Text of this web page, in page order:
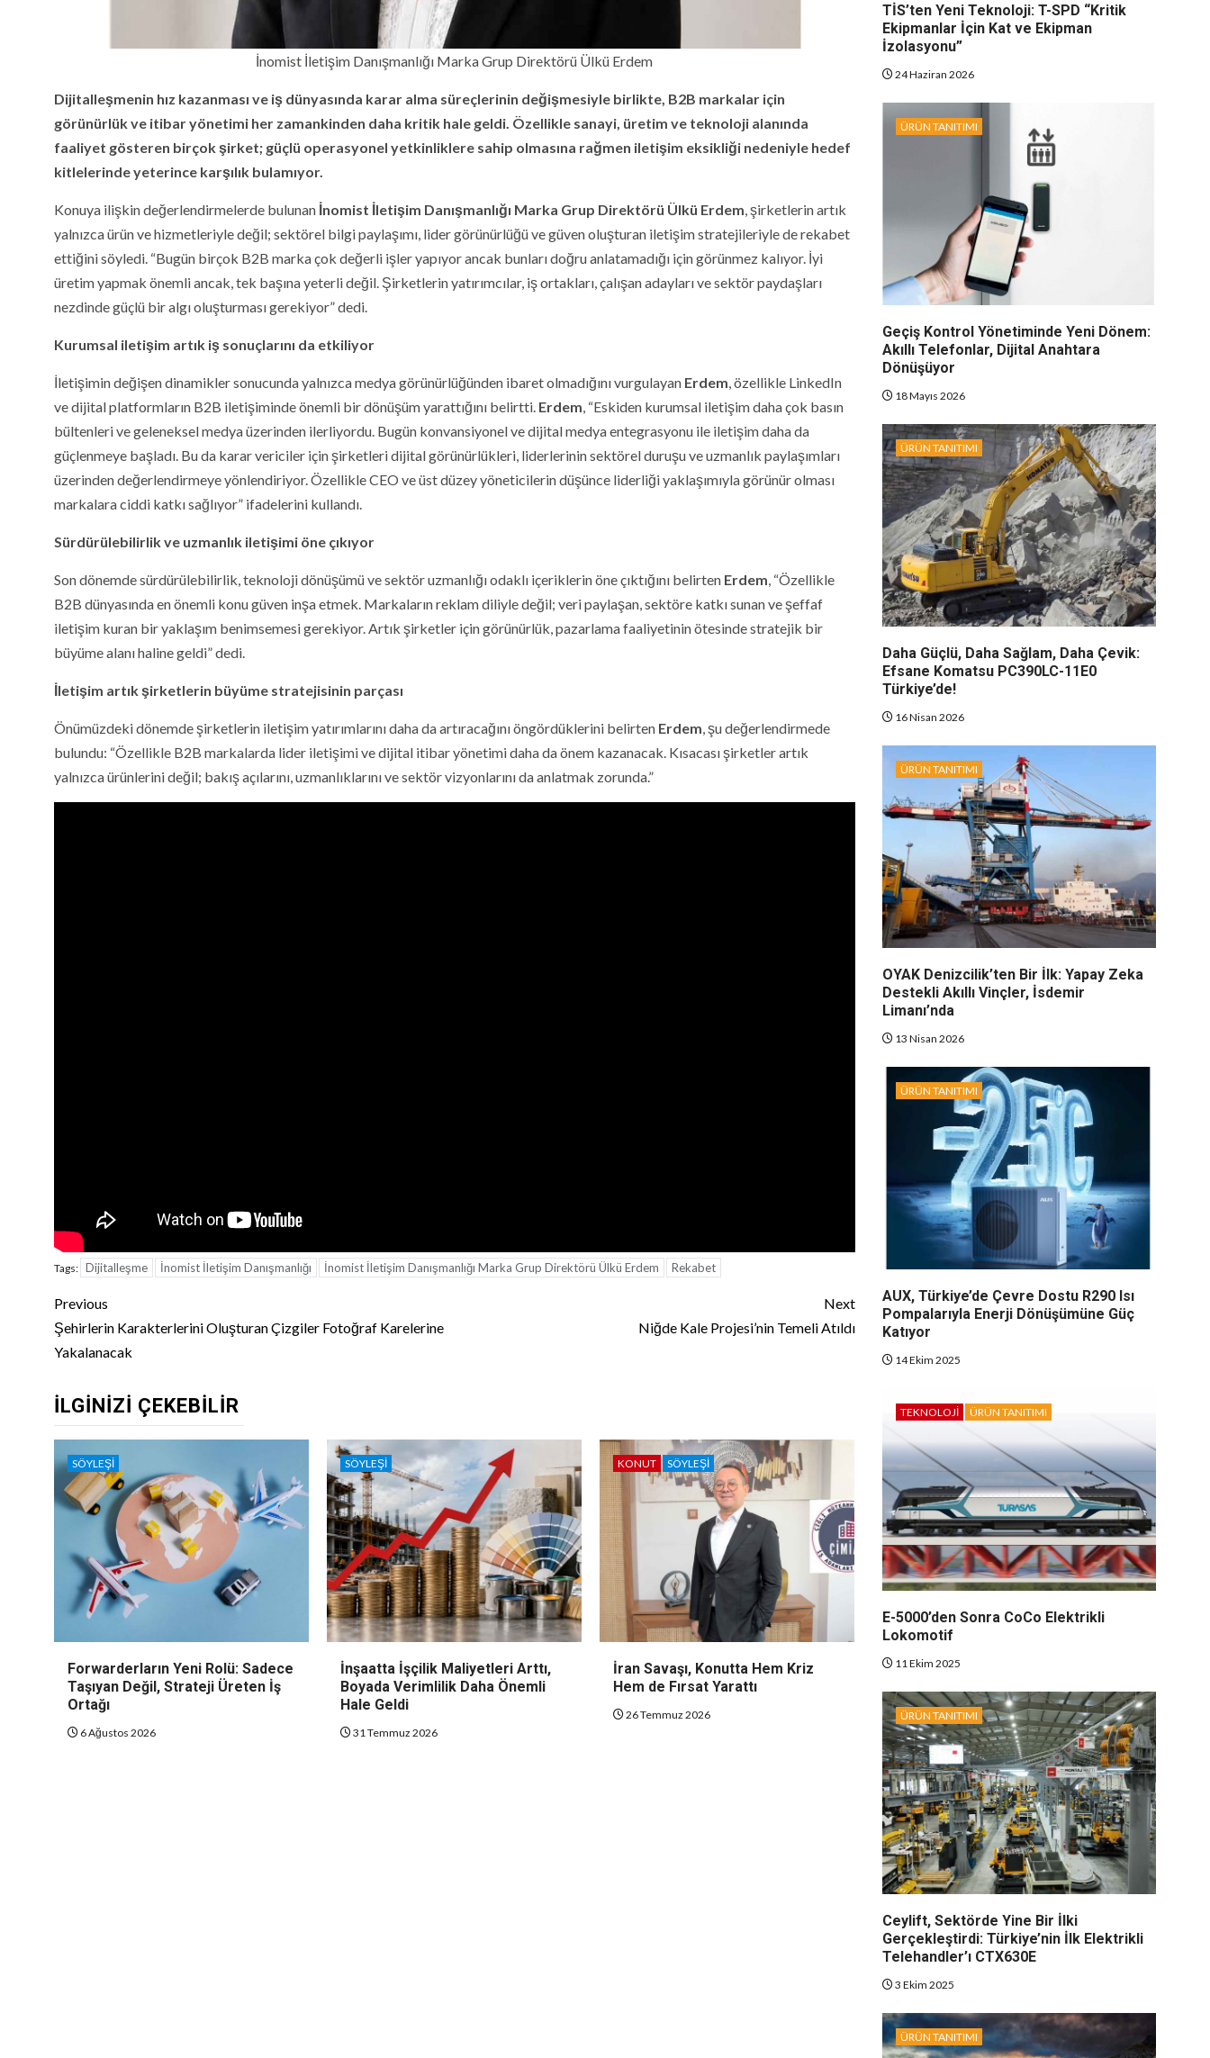
İnomist İletişim Danışmanlığı Marka Grup Direktörü Ülkü Erdem
Dijitalleşmenin hız kazanması ve iş dünyasında karar alma süreçlerinin değişmesiyle birlikte, B2B markalar için
görünürlük ve itibar yönetimi her zamankinden daha kritik hale geldi. Özellikle sanayi, üretim ve teknoloji alanında
faaliyet gösteren birçok şirket; güçlü operasyonel yetkinliklere sahip olmasına rağmen iletişim eksikliği nedeniyle hedef
kitlelerinde yeterince karşılık bulamıyor.
Konuya ilişkin değerlendirmelerde bulunan İnomist İletişim Danışmanlığı Marka Grup Direktörü Ülkü Erdem, şirketlerin artık
yalnızca ürün ve hizmetleriyle değil; sektörel bilgi paylaşımı, lider görünürlüğü ve güven oluşturan iletişim stratejileriyle de rekabet
ettiğini söyledi. “Bugün birçok B2B marka çok değerli işler yapıyor ancak bunları doğru anlatamadığı için görünmez kalıyor. İyi
üretim yapmak önemli ancak, tek başına yeterli değil. Şirketlerin yatırımcılar, iş ortakları, çalışan adayları ve sektör paydaşları
nezdinde güçlü bir algı oluşturması gerekiyor” dedi.
Kurumsal iletişim artık iş sonuçlarını da etkiliyor
İletişimin değişen dinamikler sonucunda yalnızca medya görünürlüğünden ibaret olmadığını vurgulayan Erdem, özellikle LinkedIn
ve dijital platformların B2B iletişiminde önemli bir dönüşüm yarattığını belirtti. Erdem, “Eskiden kurumsal iletişim daha çok basın
bültenleri ve geleneksel medya üzerinden ilerliyordu. Bugün konvansiyonel ve dijital medya entegrasyonu ile iletişim daha da
güçlenmeye başladı. Bu da karar vericiler için şirketleri dijital görünürlükleri, liderlerinin sektörel duruşu ve uzmanlık paylaşımları
üzerinden değerlendirmeye yönlendiriyor. Özellikle CEO ve üst düzey yöneticilerin düşünce liderliği yaklaşımıyla görünür olması
markalara ciddi katkı sağlıyor” ifadelerini kullandı.
Sürdürülebilirlik ve uzmanlık iletişimi öne çıkıyor
Son dönemde sürdürülebilirlik, teknoloji dönüşümü ve sektör uzmanlığı odaklı içeriklerin öne çıktığını belirten Erdem, “Özellikle
B2B dünyasında en önemli konu güven inşa etmek. Markaların reklam diliyle değil; veri paylaşan, sektöre katkı sunan ve şeffaf
iletişim kuran bir yaklaşım benimsemesi gerekiyor. Artık şirketler için görünürlük, pazarlama faaliyetinin ötesinde stratejik bir
büyüme alanı haline geldi” dedi.
İletişim artık şirketlerin büyüme stratejisinin parçası
Önümüzdeki dönemde şirketlerin iletişim yatırımlarını daha da artıracağını öngördüklerini belirten Erdem, şu değerlendirmede
bulundu: “Özellikle B2B markalarda lider iletişimi ve dijital itibar yönetimi daha da önem kazanacak. Kısacası şirketler artık
yalnızca ürünlerini değil; bakış açılarını, uzmanlıklarını ve sektör vizyonlarını da anlatmak zorunda.”
Tags: Dijitalleşme İnomist İletişim Danışmanlığı İnomist İletişim Danışmanlığı Marka Grup Direktörü Ülkü Erdem Rekabet
Continue
Reading
Previous
Şehirlerin Karakterlerini Oluşturan Çizgiler Fotoğraf Karelerine
Yakalanacak
Next
Niğde Kale Projesi’nin Temeli Atıldı
İLGINIZI ÇEKEBILIR
SÖYLEŞI
Forwarderların Yeni Rolü: Sadece
Taşıyan Değil, Strateji Üreten İş
Ortağı
6 Ağustos 2026
SÖYLEŞI
İnşaatta İşçilik Maliyetleri Arttı,
Boyada Verimlilik Daha Önemli
Hale Geldi
31 Temmuz 2026
KONUT SÖYLEŞI
İran Savaşı, Konutta Hem Kriz
Hem de Fırsat Yarattı
26 Temmuz 2026
TİS’ten Yeni Teknoloji: T-SPD “Kritik
Ekipmanlar İçin Kat ve Ekipman
İzolasyonu”
24 Haziran 2026
ÜRÜN TANITIMI
Geçiş Kontrol Yönetiminde Yeni Dönem:
Akıllı Telefonlar, Dijital Anahtara
Dönüşüyor
18 Mayıs 2026
ÜRÜN TANITIMI
Daha Güçlü, Daha Sağlam, Daha Çevik:
Efsane Komatsu PC390LC-11E0
Türkiye’de!
16 Nisan 2026
ÜRÜN TANITIMI
OYAK Denizcilik’ten Bir İlk: Yapay Zeka
Destekli Akıllı Vinçler, İsdemir
Limanı’nda
13 Nisan 2026
ÜRÜN TANITIMI
AUX, Türkiye’de Çevre Dostu R290 Isı
Pompalarıyla Enerji Dönüşümüne Güç
Katıyor
14 Ekim 2025
TEKNOLOJI ÜRÜN TANITIMI
E-5000’den Sonra CoCo Elektrikli
Lokomotif
11 Ekim 2025
ÜRÜN TANITIMI
Ceylift, Sektörde Yine Bir İlki
Gerçekleştirdi: Türkiye’nin İlk Elektrikli
Telehandler’ı CTX630E
3 Ekim 2025
ÜRÜN TANITIMI